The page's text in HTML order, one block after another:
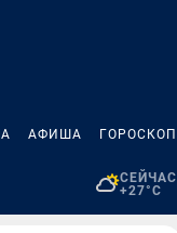
АФИША ГОРОСКОП
СЕЙЧАС
+27°C